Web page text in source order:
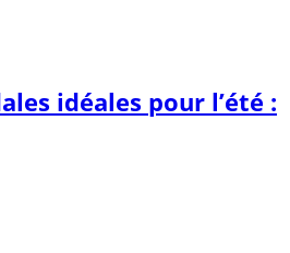
idéales pour l’été :